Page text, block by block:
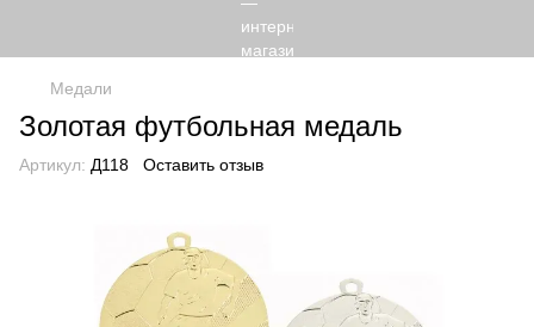
Медали
Золотая футбольная медаль
Артикул: Д118 Оставить отзыв